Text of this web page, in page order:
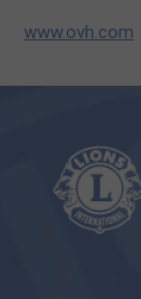
www.ovh.com